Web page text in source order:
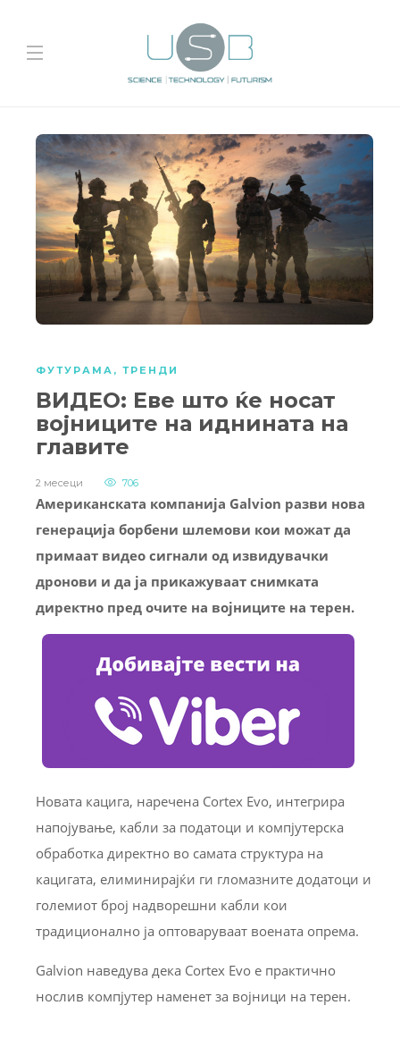
ФУТУРАМА , ТРЕНДИ
ВИДЕО: Еве што ќе носат
војниците на иднината на
главите
2 месеци 706
Американската компанија Galvion разви нова
генерација борбени шлемови кои можат да
примаат видео сигнали од извидувачки
дронови и да ја прикажуваат снимката
директно пред очите на војниците на терен.
Новата кацига, наречена Cortex Evo, интегрира
напојување, кабли за податоци и компјутерска
обработка директно во самата структура на
кацигата, елиминирајќи ги гломазните додатоци и
големиот број надворешни кабли кои
традиционално ја оптоваруваат воената опрема.
Galvion наведува дека Cortex Evo е практично
нослив компјутер наменет за војници на терен.